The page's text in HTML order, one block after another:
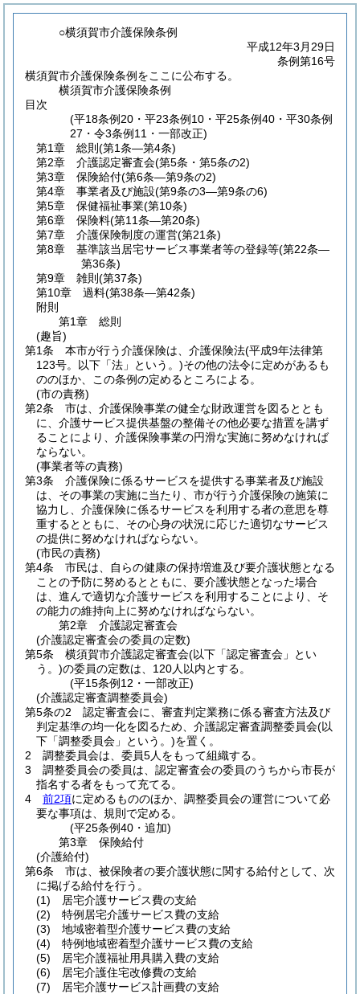
○横須賀市介護保険条例
平成12年3月29日
条例第16号
横須賀市介護保険条例をここに公布する。
横須賀市介護保険条例
目次
(平18条例20・平23条例10・平25条例40・平30条例
27・令3条例11・一部改正)
第1章
総則 (第1条―第4条)
第2章
介護認定審査会(第5条・第5条の2)
第3章
保険給付(第6条―第9条の2)
第4章
事業者及び施設(第9条の3―第9条の6)
第5章
保健福祉事業(第10条)
第6章
保険料(第11条―第20条)
第7章
介護保険制度の運営(第21条)
第8章
基準該当居宅サービス事業者等の登録等(第22条―
第36条)
第9章
雑則 (第37条)
第10章
過料(第38条―第42条)
附則
第1章
総則
(趣旨)
第1条
本市が行う介護保険は、介護保険法(平成9年法律第
123号。以下「法」という。)その他の法令に定めがあるも
ののほか、この条例の定めるところによる。
(市の責務)
第2条
市は、介護保険事業の健全な財政運営を図るととも
に、介護サービス提供基盤の整備その他必要な措置を講ず
ることにより、介護保険事業の円滑な実施に努めなければ
ならない。
(事業者等の責務)
第3条
介護保険に係るサービスを提供する事業者及び施設
は、その事業の実施に当たり、市が行う介護保険の施策に
協力し、介護保険に係るサービスを利用する者の意思を尊
重するとともに、その心身の状況に応じた適切なサービス
の提供に努めなければならない。
(市民の責務)
第4条
市民は、自らの健康の保持増進及び要介護状態となる
ことの予防に努めるとともに、要介護状態となった場合
は、進んで適切な介護サービスを利用することにより、そ
の能力の維持向上に努めなければならない。
第2章
介護認定審査会
(介護認定審査会の委員の定数)
第5条
横須賀市介護認定審査会(以下「認定審査会」とい
う。)の委員の定数は、120人以内とする。
(平15条例12・一部改正)
(介護認定審査調整委員会)
第5条の2
認定審査会に、審査判定業務に係る審査方法及び
判定基準の均一化を図るため、介護認定審査調整委員会(以
下「調整委員会」という。)を置く。
2
調整委員会は、委員5人をもって組織する。
3
調整委員会の委員は、認定審査会の委員のうちから市長が
指名する者をもって充てる。
4
前2項に定めるもののほか、調整委員会の運営について必
要な事項は、規則で定める。
(平25条例40・追加)
第3章
保険給付
(介護給付)
第6条
市は、被保険者の要介護状態に関する給付として、次
に掲げる給付を行う。
(1)
居宅介護サービス費の支給
(2)
特例居宅介護サービス費の支給
(3)
地域密着型介護サービス費の支給
(4)
特例地域密着型介護サービス費の支給
(5)
居宅介護福祉用具購入費の支給
(6)
居宅介護住宅改修費の支給
(7)
居宅介護サービス計画費の支給